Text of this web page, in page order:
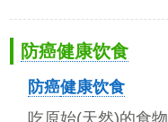
防癌健康饮食
防癌健康饮食
吃原始(天然)的食物